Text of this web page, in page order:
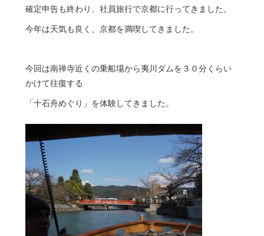
確定申告も終わり、社員旅行で京都に行ってきました。
今年は天気も良く、京都を満喫してきました。
今回は南禅寺近くの乗船場から夷川ダムを３０分くらい
かけて往復する
「十石舟めぐり」を体験してきました。